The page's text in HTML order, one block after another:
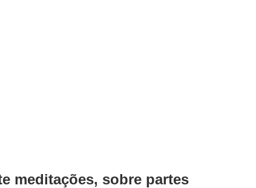
meditações, sobre partes